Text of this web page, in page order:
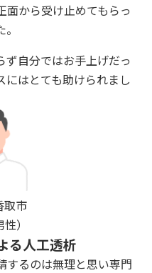
面から受け止めてもらっ
ず自分ではお手上げだっ
にはとても助けられまし
取市
）
る人工透析
するのは無理と思い専門